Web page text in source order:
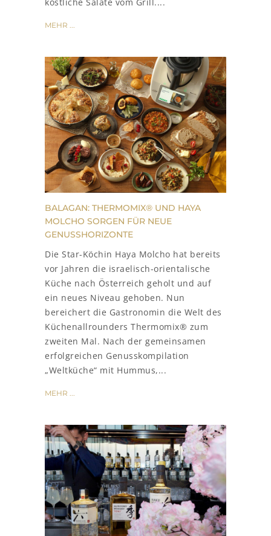
MEHR ...
BALAGAN: THERMOMIX® UND HAYA
MOLCHO SORGEN FÜR NEUE
GENUSSHORIZONTE
Die Star-Köchin Haya Molcho hat bereits
vor Jahren die israelisch-orientalische
Küche nach Österreich geholt und auf
ein neues Niveau gehoben. Nun
bereichert die Gastronomin die Welt des
Küchenallrounders Thermomix® zum
zweiten Mal. Nach der gemeinsamen
erfolgreichen Genusskompilation
„Weltküche“ mit Hummus,...
MEHR ...